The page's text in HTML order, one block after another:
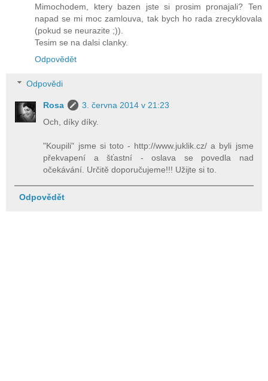
Mimochodem, ktery bazen jste si prosim pronajali? Ten
napad se mi moc zamlouva, tak bych ho rada zrecyklovala
(pokud se neurazite ;)).
Tesim se na dalsi clanky.
Odpovědět
Odpovědi
Rosa
3. června 2014 v 21:23
Och, díky díky.
"Koupili" jsme si toto - http://www.juklik.cz/ a byli jsme
překvapení a šťastní - oslava se povedla nad
očekávání. Určitě doporučujeme!!! Užijte si to.
Odpovědět